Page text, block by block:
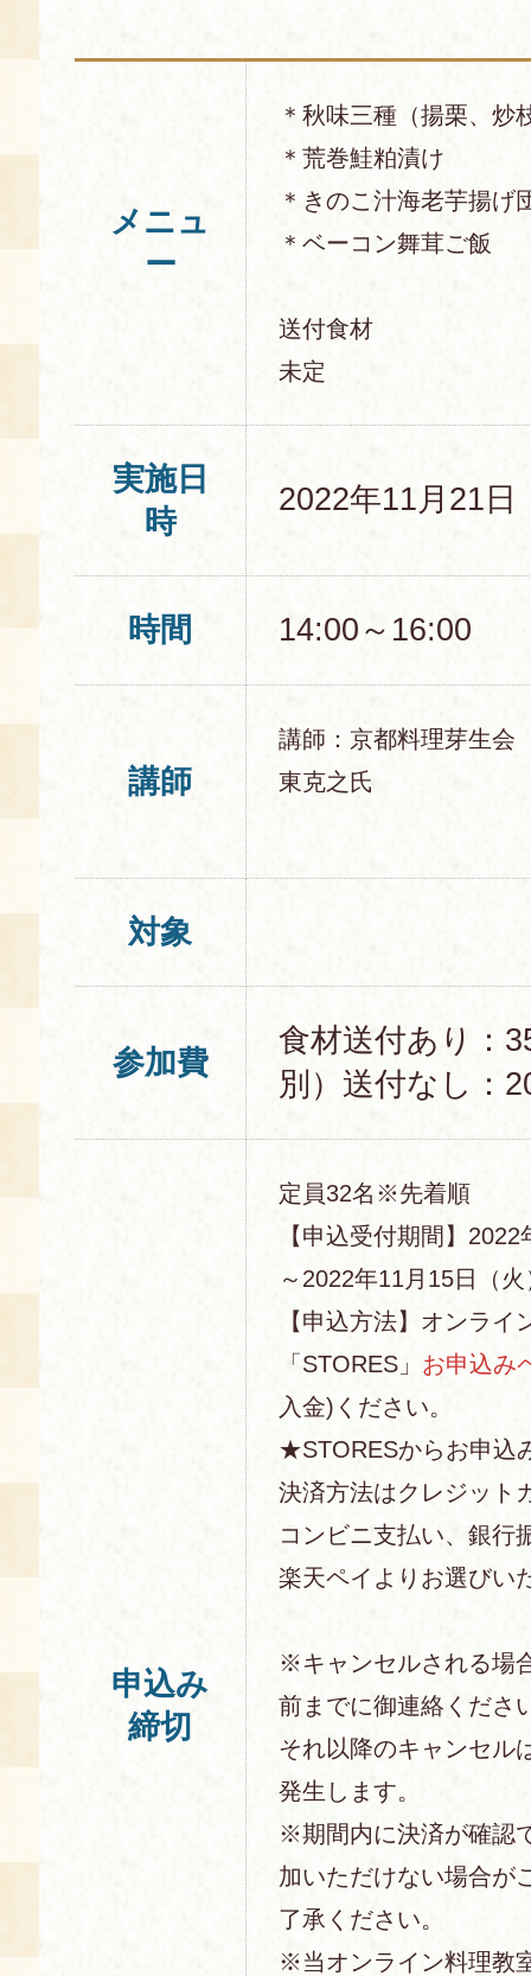
メニュ
ー
＊秋味三種（揚栗、炒
＊荒巻鮭粕漬け
＊きのこ汁海老芋揚げ
＊ベーコン舞茸ご飯
送付食材
未定
実施日
時
2022年11月21日
時間 14:00～16:00
講師
講師：京都料理芽生
東克之氏
対象
参加費
食材送付あり：
別）送付なし：
申込み
締切
定員32名※先着順
【申込受付期間】
～2022年11月15日（
【申込方法】オンライ
「STORES」 お申込み
入金)ください。
★STORESからお申込
決済方法はクレジット
コンビニ支払い、銀行
楽天ペイよりお選びい
※キャンセルされる場
前までに御連絡くださ
それ以降のキャンセル
発生します。
※期間内に決済が確認
加いただけない場合が
了承ください。
※当オンライン料理教